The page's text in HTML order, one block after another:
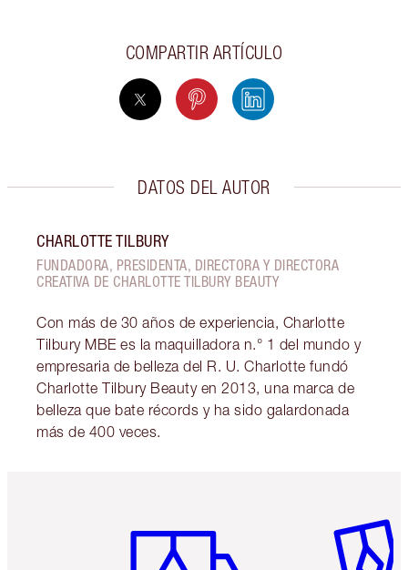
COMPARTIR ARTÍCULO
DATOS DEL AUTOR
CHARLOTTE TILBURY
FUNDADORA, PRESIDENTA, DIRECTORA Y DIRECTORA
CREATIVA DE CHARLOTTE TILBURY BEAUTY
Con más de 30 años de experiencia, Charlotte
Tilbury MBE es la maquilladora n.° 1 del mundo y
empresaria de belleza del R. U. Charlotte fundó
Charlotte Tilbury Beauty en 2013, una marca de
belleza que bate récords y ha sido galardonada
más de 400 veces.